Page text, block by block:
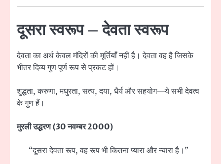
दूसरा स्वरूप – देवता स्वरूप
देवता का अर्थ केवल मंदिरों की मूर्तियाँ नहीं है। देवता वह है जिसके
भीतर दिव्य गुण पूर्ण रूप से प्रकट हों।
शुद्धता, करुणा, मधुरता, सत्य, दया, धैर्य और सहयोग—ये सभी देवत्व
के गुण हैं।
मुरली उद्धरण (30 नवम्बर 2000)
“दूसरा देवता रूप, वह रूप भी कितना प्यारा और न्यारा है।”